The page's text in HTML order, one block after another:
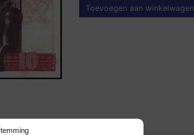
Toevoegen aan winkelwagen